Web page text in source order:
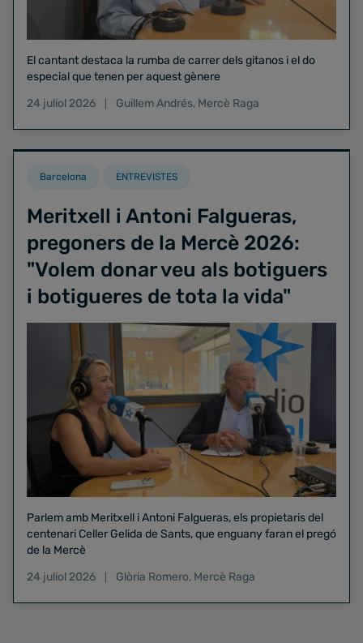
El cantant destaca la rumba de carrer dels gitanos i el do
especial que tenen per aquest gènere
24 juliol 2026
Guillem Andrés, Mercè Raga
Barcelona ENTREVISTES
Meritxell i Antoni Falgueras,
pregoners de la Mercè 2026:
"Volem donar veu als botiguers
i botigueres de tota la vida"
Parlem amb Meritxell i Antoni Falgueras, els propietaris del
centenari Celler Gelida de Sants, que enguany faran el pregó
de la Mercè
24 juliol 2026
Glòria Romero, Mercè Raga